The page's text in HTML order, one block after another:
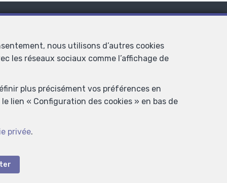
biens !
nous utilisons d’autres cookies
les réseaux sociaux comme l’affichage de
plus précisément vos préférences en
lien « Configuration des cookies » en bas de
privée.